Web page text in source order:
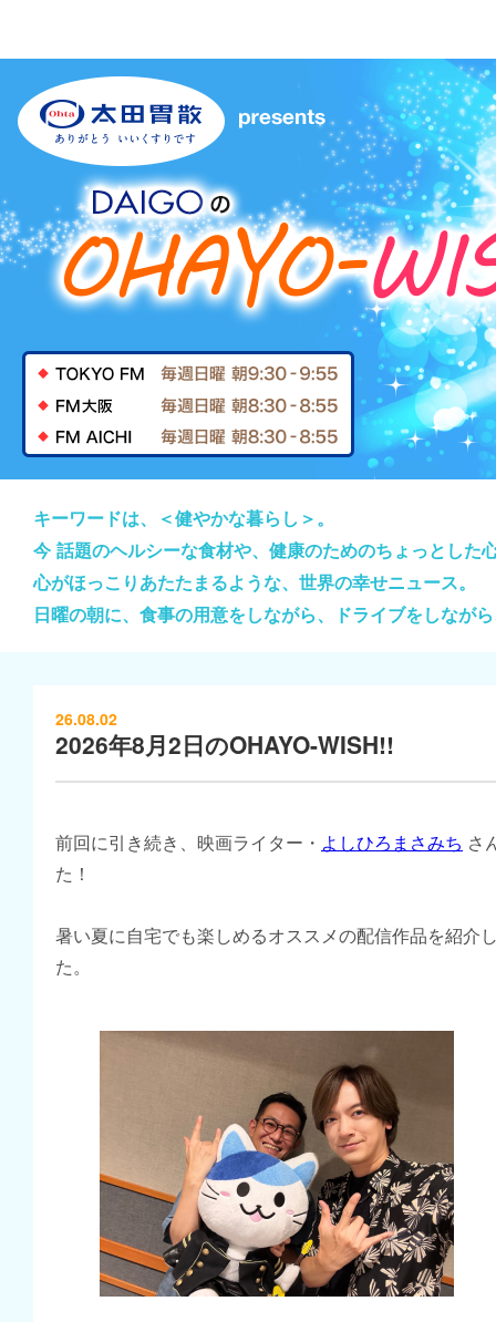
キーワードは、＜健やかな暮らし＞。
今 話題のヘルシーな食材や、健康のためのちょっとし
心がほっこりあたたまるような、世界の幸せニュース。
日曜の朝に、食事の用意をしながら、ドライブをしなが
26.08.02
2026年8月2日のOHAYO-WISH!!
前回に引き続き、映画ライター・ よしひろまさみち さ
た！
暑い夏に自宅でも楽しめるオススメの配信作品を紹介
た。